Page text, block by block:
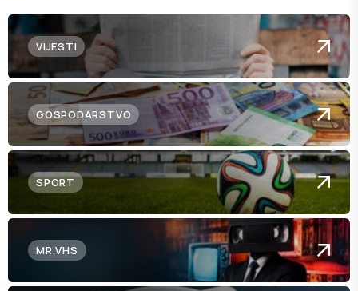
VIJESTI
GOSPODARSTVO
SPORT
MR.VHS